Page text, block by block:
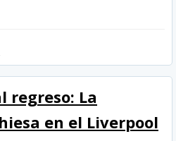
regreso: La
en el Liverpool